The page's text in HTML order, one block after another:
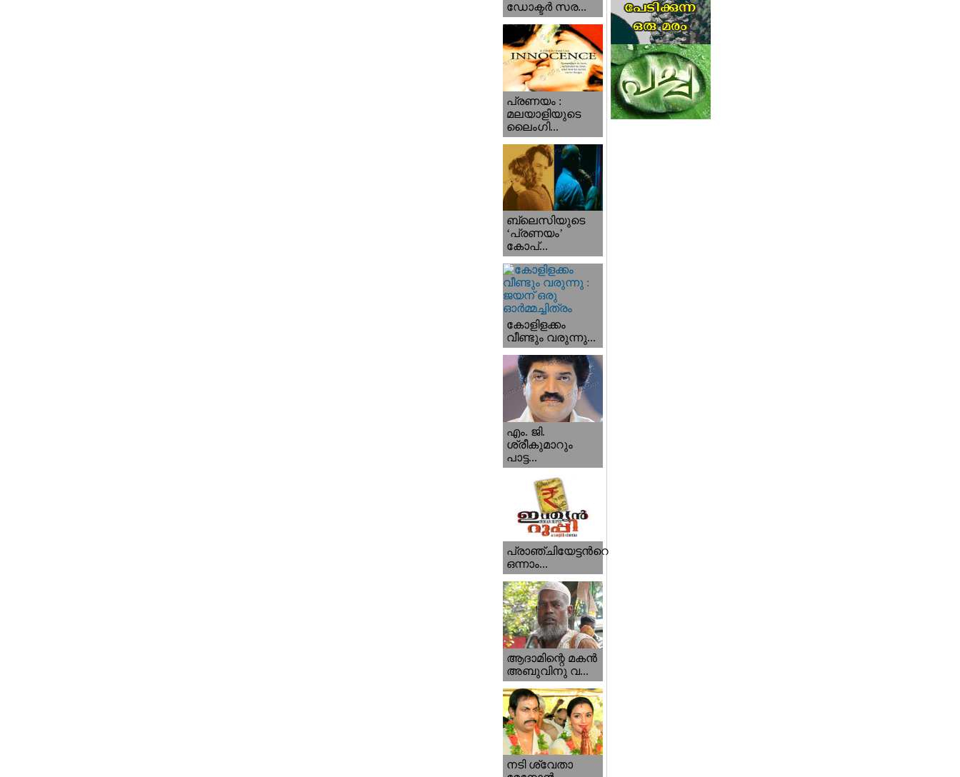
ഡോക്ടര്‍ സര...
പ്രണയം :
മലയാളിയുടെ
ലൈംഗി...
ബ്ലെസിയുടെ
‘പ്രണയം’
കോപ്...
കോളിളക്കം
വീണ്ടും വരുന്നു...
എം. ജി.
ശ്രീകുമാറും
പാട്ട...
പ്രാഞ്ചിയേട്ടന്‍റെ
ഒന്നാം...
ആദാമിന്റെ മകന്‍
അബുവിനു വ...
നടി ശ്വേതാ